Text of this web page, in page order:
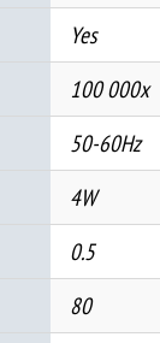
Yes
100 000x
50-60Hz
4W
0.5
80